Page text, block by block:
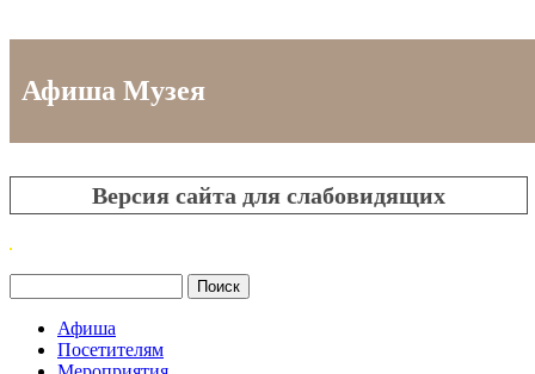
Афиша Музея
Версия сайта для слабовидящих
Афиша
Посетителям